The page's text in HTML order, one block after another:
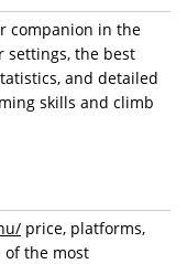
companion in the
settings, the best
and detailed
skills and climb
price, platforms,
of the most